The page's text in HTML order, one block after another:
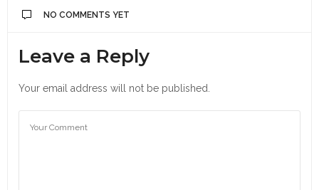
NO COMMENTS YET
Leave a Reply
Your email address will not be published.